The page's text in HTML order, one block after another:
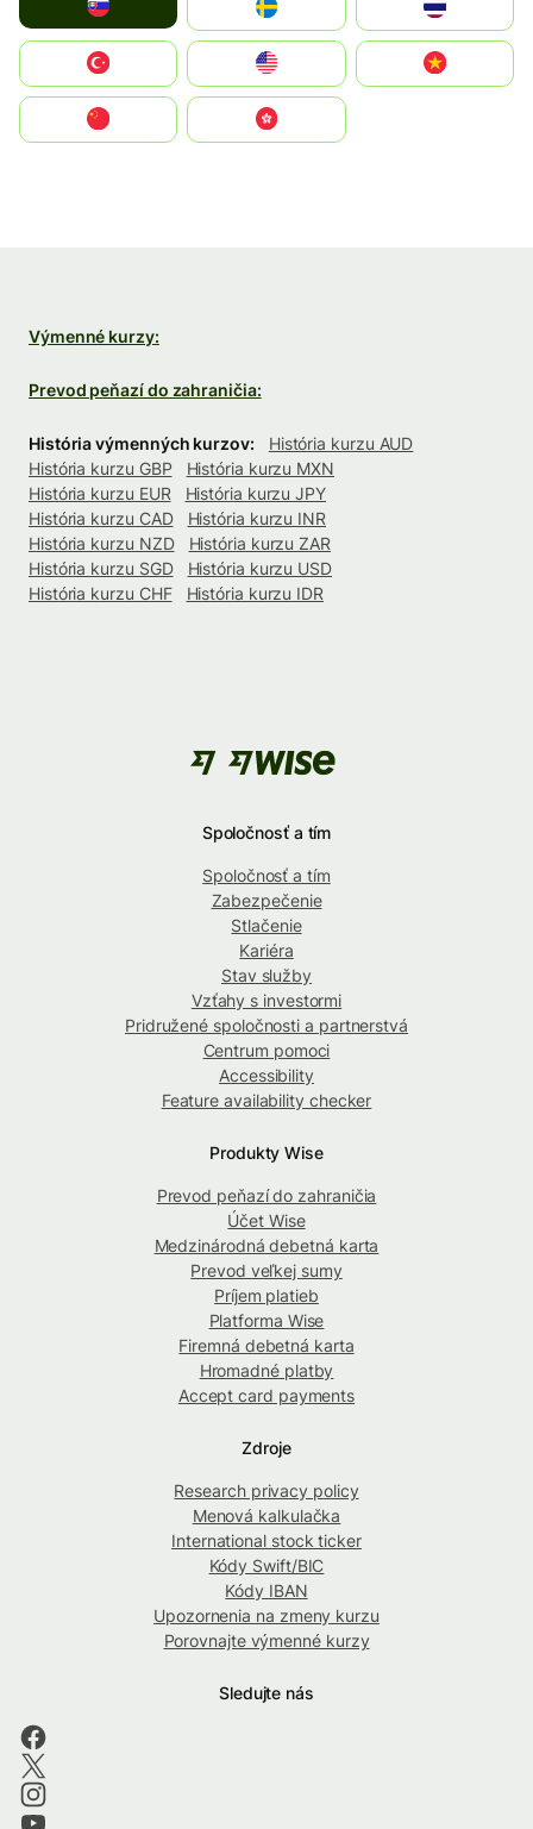
United States
中國香港特別行政區
Výmenné kurzy:
Prevod peňazí do zahraničia:
História výmenných kurzov:
História kurzu AUD
História kurzu GBP
História kurzu MXN
História kurzu EUR
História kurzu JPY
História kurzu CAD
História kurzu INR
História kurzu NZD
História kurzu ZAR
História kurzu SGD
História kurzu USD
História kurzu CHF
História kurzu IDR
Spoločnosť a tím
Spoločnosť a tím
Zabezpečenie
Stlačenie
Kariéra
Stav služby
Vzťahy s investormi
Pridružené spoločnosti a partnerstvá
Centrum pomoci
Accessibility
Feature availability checker
Produkty Wise
Prevod peňazí do zahraničia
Účet Wise
Medzinárodná debetná karta
Prevod veľkej sumy
Príjem platieb
Platforma Wise
Firemná debetná karta
Hromadné platby
Accept card payments
Zdroje
Research privacy policy
Menová kalkulačka
International stock ticker
Kódy Swift/BIC
Kódy IBAN
Upozornenia na zmeny kurzu
Porovnajte výmenné kurzy
Sledujte nás